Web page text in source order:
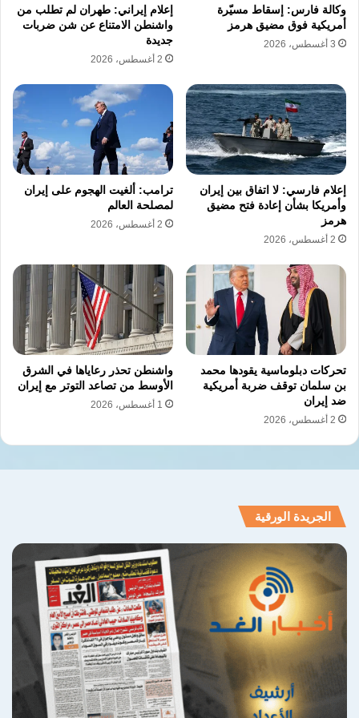
ومجالها الجوي ، مؤكدا أنه في حال ظهور أي خطر
يهدد أمن البلاد فإن السلطات ستتخذ جميع التدابير
اللازمة بالتنسيق مع حلفائها.
وفي هذا السياق، أشار إلى حادثة تحييد ذخيرة
باليستية أطلقت من إيران ورُصدت متجهة نحو
الأجواء التركية ، موضحًا أن أنقرة وجهت تحذيرات
واضحة لمنع تكرار مثل هذه الحوادث.
وأضاف:
“أكدنا على أهمية تقدير صداقة تركيا ومعرفة
قيمتها، فبينما نواصل جهودنا من أجل السلام منذ
اليوم الأول، لا ينبغي لأحد أن يتبنى موقفًا خاطئًا
يضر بعلاقات الجوار والأخوة”.
اتصالات دولية لاحتواء التصعيد
وكشف أردوغان أنه أجرىاتصالات هاتفية مع عدد
من القادة، بينهم رئيس وزراء ماليزيا أنور إبراهيم،
الأذربيجاني إلهام علييف.
وأوضح أنه أعرب لنظيره الأذربيجاني عنأسفه
وإدانته للهجوم الذي استهدف جمهورية نخجوان
ذاتية الحكم.
وفي وقت سابق، أعلنت وزارة الخارجية
الأذربيجانية أن طائرتين مسيّرتين انطلقتا من
وكالة فارس: إسقاط مسيّرة
أمريكية فوق مضيق هرمز
3 أغسطس، 2026
إعلام إيراني: طهران لم تطلب من
واشنطن الامتناع عن شن ضربات
جديدة
2 أغسطس، 2026
إعلام فارسي: لا اتفاق بين إيران
وأمريكا بشأن إعادة فتح مضيق
هرمز
2 أغسطس، 2026
ترامب: ألغيت الهجوم على إيران
لمصلحة العالم
2 أغسطس، 2026
تحركات دبلوماسية يقودها محمد
بن سلمان توقف ضربة أمريكية
ضد إيران
2 أغسطس، 2026
واشنطن تحذر رعاياها في الشرق
الأوسط من تصاعد التوتر مع إيران
1 أغسطس، 2026
الجريدة الورقية